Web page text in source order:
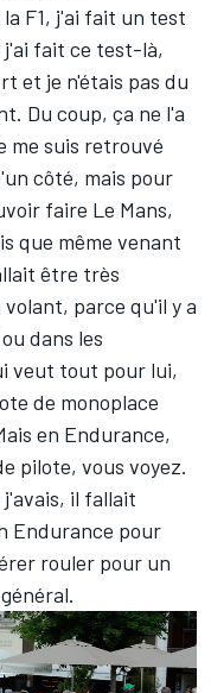
F1, j'ai fait un test
j'ai fait ce test-là,
et je n'étais pas du
Du coup, ça ne l'a
me suis retrouvé
côté, mais pour
faire Le Mans,
que même venant
être très
parce qu'il y a
dans les
veut tout pour lui,
de monoplace
en Endurance,
pilote, vous voyez.
il fallait
Endurance pour
rouler pour un